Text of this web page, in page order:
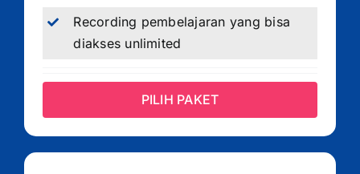
Recording pembelajaran yang bisa
diakses unlimited
PILIH PAKET